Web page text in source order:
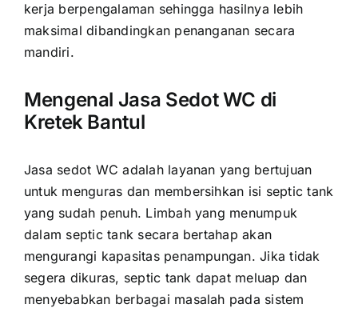
kerja berpengalaman sehingga hasilnya lebih
maksimal dibandingkan penanganan secara
mandiri.
Mengenal Jasa Sedot WC di
Kretek Bantul
Jasa sedot WC adalah layanan yang bertujuan
untuk menguras dan membersihkan isi septic tank
yang sudah penuh. Limbah yang menumpuk
dalam septic tank secara bertahap akan
mengurangi kapasitas penampungan. Jika tidak
segera dikuras, septic tank dapat meluap dan
menyebabkan berbagai masalah pada sistem